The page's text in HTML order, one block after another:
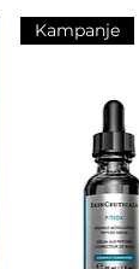
Kampanje